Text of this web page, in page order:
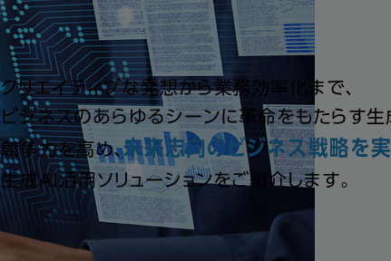
クリエイティブな発想から業務効率化まで、
ビジネスのあらゆるシーンに革命をもたらす生
競争力を高め、未来志向のビジネス戦略を
生成AI活用ソリューションをご紹介します。